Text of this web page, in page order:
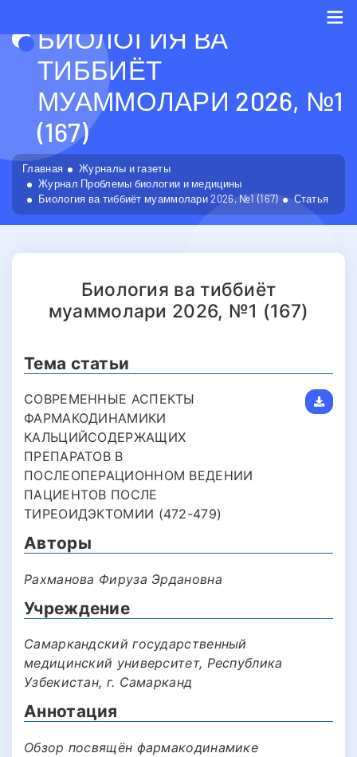
БИОЛОГИЯ ВА
ТИББИЁТ
МУАММОЛАРИ 2026, №1
(167)
Главная
Журналы и газеты
Журнал Проблемы биологии и медицины
Биология ва тиббиёт муаммолари 2026, №1 (167)
Статья
Биология ва тиббиёт
муаммолари 2026, №1 (167)
Тема статьи
СОВРЕМЕННЫЕ АСПЕКТЫ
ФАРМАКОДИНАМИКИ
КАЛЬЦИЙСОДЕРЖАЩИХ
ПРЕПАРАТОВ В
ПОСЛЕОПЕРАЦИОННОМ ВЕДЕНИИ
ПАЦИЕНТОВ ПОСЛЕ
ТИРЕОИДЭКТОМИИ (472-479)
Авторы
Рахманова Фируза Эрдановна
Учреждение
Самаркандский государственный
медицинский университет, Республика
Узбекистан, г. Самарканд
Аннотация
Обзор посвящён фармакодинамике